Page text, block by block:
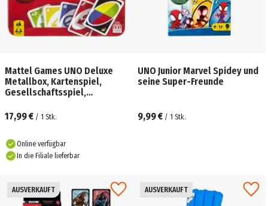
Mattel Games UNO Deluxe
Metallbox, Kartenspiel,
Gesellschaftsspiel,
17,99 € / 1 Stk.
Online verfügbar
In die Filiale lieferbar
UNO Junior Marvel Spidey und
seine Super-Freunde
9,99 € / 1 Stk.
AUSVERKAUFT AUSVERKAUFT